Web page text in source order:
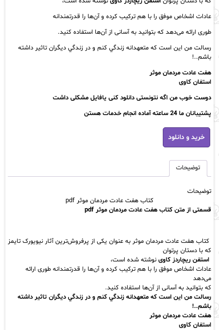
عادات اشخاص موفق را با هم ترکیب کرده و آن‌ها را قدرتمندانه
طوری ارائه می‌دهد که بتوانید به آسانی از آن‌ها استفاده کنید.
رسالت من اين است كه متعهدانه زندگي كنم و در زندگي ديگران تاثير داشته
باشم..!
هفت عادت مردمان موثر
استفان کاوی
دوست خوب من اگه نتونستی دانلود کنی یافایل مشکلی داشت
پشتیبانان ما 24 ساعته آماده انجام خدمات هستن
کتاب
هفت
عادت
pdf
خرید و دانلود
توضیحات
توضیحات
کتاب هفت عادت مردمان موثر pdf
قسمتی از متن کتاب هفت عادت مردمان موثر pdf
کتاب هفت عادت مردمان موثر به عنوان یکی از پرفروش‌ترین آثار نیویورک تایمز
که با دستان پرتوان
استفن ریچاردز کاوینوشته شده است،
عادات اشخاص موفق را با هم ترکیب کرده و آن‌ها را قدرتمندانهطوری ارائه
می‌دهد
که بتوانید به آسانی از آن‌ها استفاده کنید.
رسالت من اين است كه متعهدانه زندگي كنم و در زندگي ديگران تاثير داشته
باشم..!
هفت عادت مردمان موثر
استفان کاوی